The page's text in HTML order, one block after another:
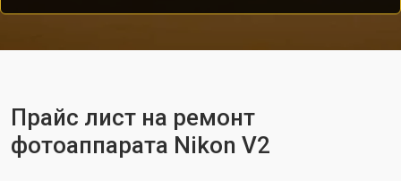
Прайс лист на ремонт
фотоаппарата Nikon V2